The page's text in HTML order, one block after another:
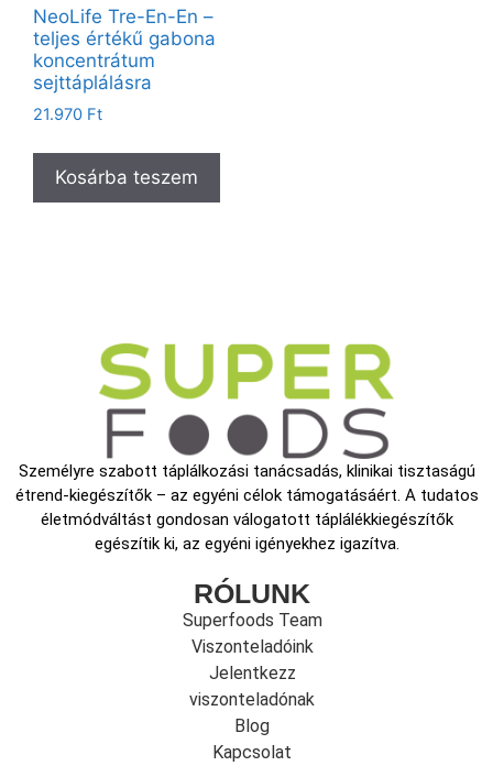
NeoLife Tre-En-En –
teljes értékű gabona
koncentrátum
sejttáplálásra
21.970 Ft
Kosárba teszem
Személyre szabott táplálkozási tanácsadás, klinikai tisztaságú
étrend-kiegészítők – az egyéni célok támogatásáért. A tudatos
életmódváltást gondosan válogatott táplálékkiegészítők
egészítik ki, az egyéni igényekhez igazítva.
RÓLUNK
Superfoods Team
Viszonteladóink
Jelentkezz
viszonteladónak
Blog
Kapcsolat